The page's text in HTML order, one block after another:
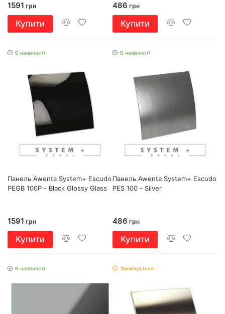
1591 грн
Купити
486 грн
Купити
В наявності
Панель Awenta System+ Escudo
PEGB 100P - Black Glossy Glass
1591 грн
Купити
В наявності
Панель Awenta System+ Escudo
PES 100 - Silver
486 грн
Купити
В наявності Закінчується